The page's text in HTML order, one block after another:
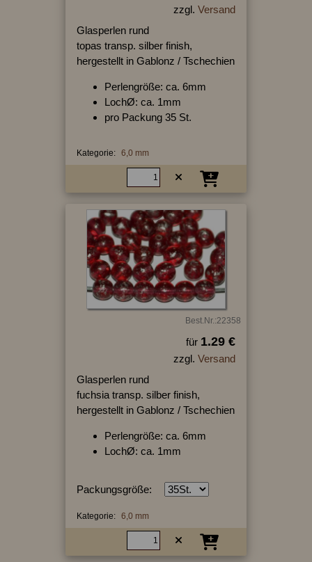
zzgl. Versand
Glasperlen rund
topas transp. silber finish,
hergestellt in Gablonz / Tschechien
Perlengröße: ca. 6mm
LochØ: ca. 1mm
pro Packung 35 St.
Kategorie: 6,0 mm
Best.Nr.:22358
für 1.29 €
zzgl. Versand
Glasperlen rund
fuchsia transp. silber finish,
hergestellt in Gablonz / Tschechien
Perlengröße: ca. 6mm
LochØ: ca. 1mm
Packungsgröße:
Kategorie: 6,0 mm